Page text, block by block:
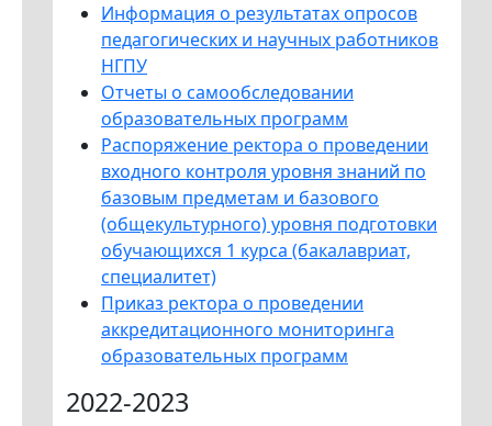
Информация о результатах опросов
педагогических и научных работников
НГПУ
Отчеты о самообследовании
образовательных программ
Распоряжение ректора о проведении
входного контроля уровня знаний по
базовым предметам и базового
(общекультурного) уровня подготовки
обучающихся 1 курса (бакалавриат,
специалитет)
Приказ ректора о проведении
аккредитационного мониторинга
образовательных программ
2022-2023